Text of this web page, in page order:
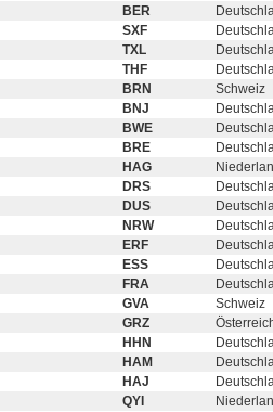
BER
SXF
TXL
THF
BRN
Schweiz
BNJ
BWE
BRE
HAG
DRS
DUS
NRW
ERF
ESS
FRA
GVA
Schweiz
GRZ
HHN
HAM
HAJ
QYI